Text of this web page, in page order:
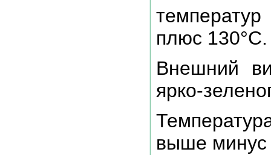
плюс 130°C.
Внешний
ярко-
выше минус